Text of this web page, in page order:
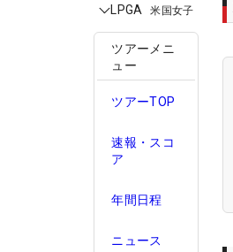
LPGA 米国女子
ツアーメニ
ュー
ツアーTOP
速報・スコ
ア
年間日程
ニュース